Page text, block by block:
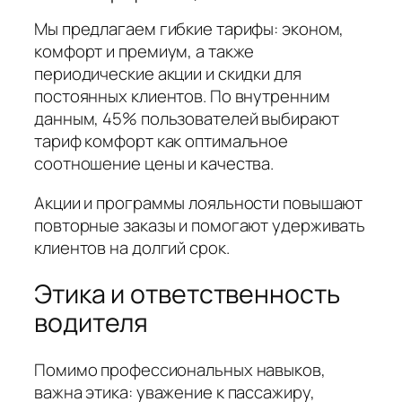
Мы предлагаем гибкие тарифы: эконом,
комфорт и премиум, а также
периодические акции и скидки для
постоянных клиентов. По внутренним
данным, 45% пользователей выбирают
тариф комфорт как оптимальное
соотношение цены и качества.
Акции и программы лояльности повышают
повторные заказы и помогают удерживать
клиентов на долгий срок.
Этика и ответственность
водителя
Помимо профессиональных навыков,
важна этика: уважение к пассажиру,